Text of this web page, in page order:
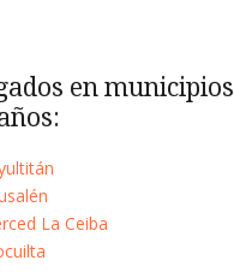
en municipios
La Ceiba